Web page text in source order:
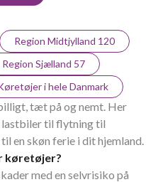
Region Midtjylland 120
Region Sjælland 57
i hele Danmark
tæt på og nemt. Her
lastbiler til flytning til
en skøn ferie i dit hjemland.
køretøjer?
med en selvrisiko på